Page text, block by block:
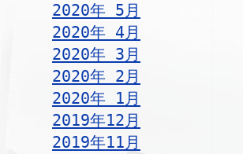
2020年 5月
2020年 4月
2020年 3月
2020年 2月
2020年 1月
2019年12月
2019年11月